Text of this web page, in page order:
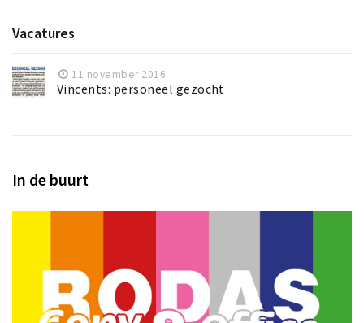
Vacatures
11 november 2016
Vincents: personeel gezocht
In de buurt